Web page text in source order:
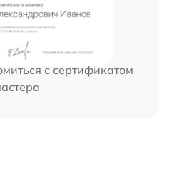
с сертификатом